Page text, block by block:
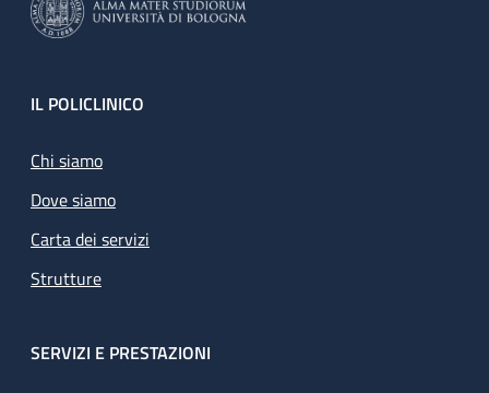
Footer
IL POLICLINICO
Chi siamo
Dove siamo
Carta dei servizi
Strutture
SERVIZI E PRESTAZIONI